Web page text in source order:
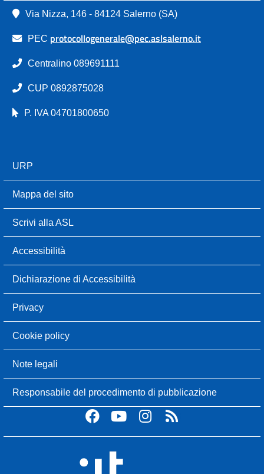
Via Nizza, 146 - 84124 Salerno (SA)
PEC protocollogenerale@pec.aslsalerno.it
Centralino 089691111
CUP 0892875028
P. IVA 04701800650
URP
Mappa del sito
Scrivi alla ASL
Accessibilità
Dichiarazione di Accessibilità
Privacy
Cookie policy
Note legali
Responsabile del procedimento di pubblicazione